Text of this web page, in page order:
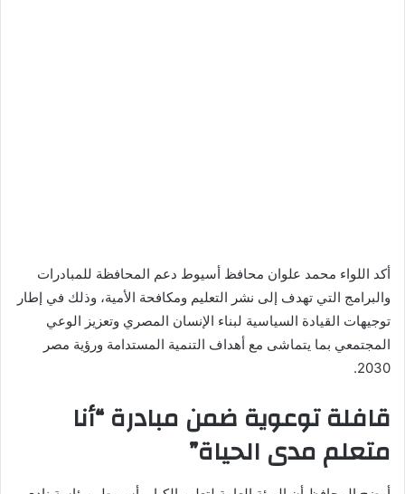
أكد اللواء محمد علوان محافظ أسيوط دعم المحافظة للمبادرات
والبرامج التي تهدف إلى نشر التعليم ومكافحة الأمية، وذلك في إطار
توجيهات القيادة السياسية لبناء الإنسان المصري وتعزيز الوعي
المجتمعي بما يتماشى مع أهداف التنمية المستدامة ورؤية مصر
2030.
قافلة توعوية ضمن مبادرة “أنا
متعلم مدى الحياة”